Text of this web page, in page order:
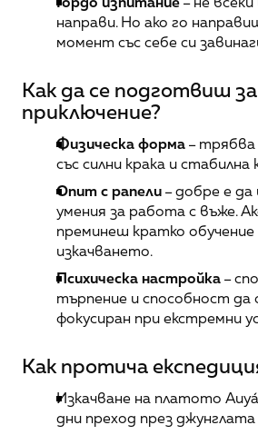
направи. Но ако го
момент със себе си
Как да се подготвиш
приключение?
Физическа форма – трябва
със силни крака и
Опит с рапели – добре е
умения за работа с въже.
преминеш кратко обучение
изкачването.
Психическа настройка –
търпение и способност
фокусиран при екстремни
Как протича
Изкачване на платото
дни преход през джунглата